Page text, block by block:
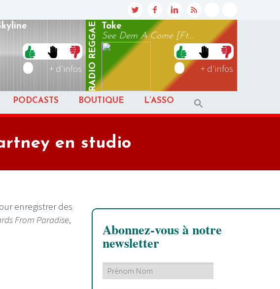
+ d'infos RADIO
REGGAE
Toke
See Dem A Come [Ft....
+ d'infos
PODCASTS BOUTIQUE L’ASSO
en studio
enregistrer des
From Paradise,
Abonnez-vous à notre
newsletter